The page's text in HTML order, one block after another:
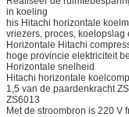
in koeling
his Hitachi horizontale
vriezers, proces,
Horizontale Hitachi
hoge provincie elektriciteit
Horizontale snelheid
Hitachi horizontale
1,5 van de paardenkracht
ZS6013
Met de stroombron is 220 V